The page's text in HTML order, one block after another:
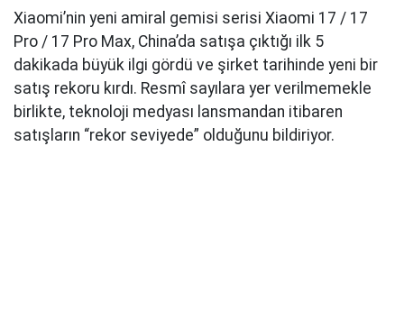
Xiaomi’nin yeni amiral gemisi serisi Xiaomi 17 / 17
Pro / 17 Pro Max, China’da satışa çıktığı ilk 5
dakikada büyük ilgi gördü ve şirket tarihinde yeni bir
satış rekoru kırdı. Resmî sayılara yer verilmemekle
birlikte, teknoloji medyası lansmandan itibaren
satışların “rekor seviyede” olduğunu bildiriyor.